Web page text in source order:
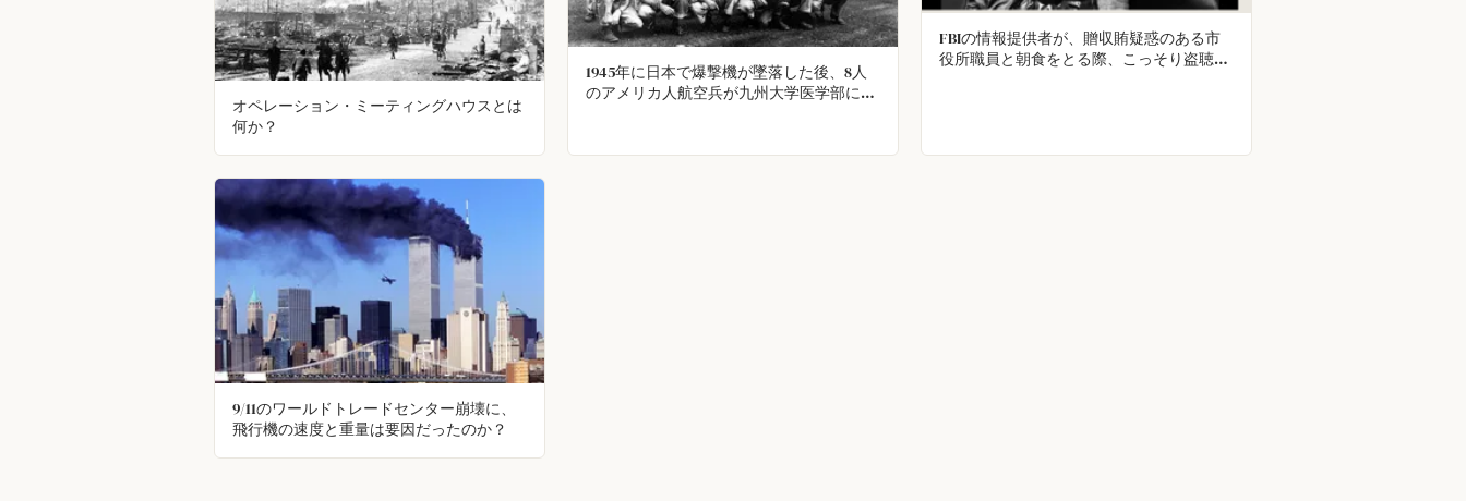
オペレーション・ミーティングハウスとは
何か？
1945年に日本で爆撃機が墜落した後、8人
のアメリカ人航空兵が九州大学医学部に連
FBIの情報提供者が、贈収賄疑惑のある市
役所職員と朝食をとる際、こっそり盗聴器
9/11のワールドトレードセンター崩壊に、
飛行機の速度と重量は要因だったのか？